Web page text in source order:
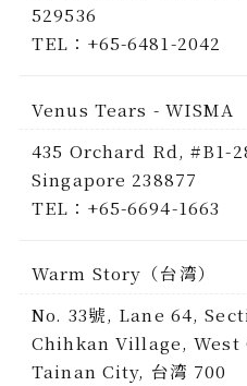
529536
TEL：+65-6481-2042
Venus Tears - WISMA
435 Orchard Rd, #B1-
Singapore 238877
TEL：+65-6694-1663
Warm Story（台湾）
No. 33號, Lane 64,
Chihkan Village,
Tainan City, 台湾 700